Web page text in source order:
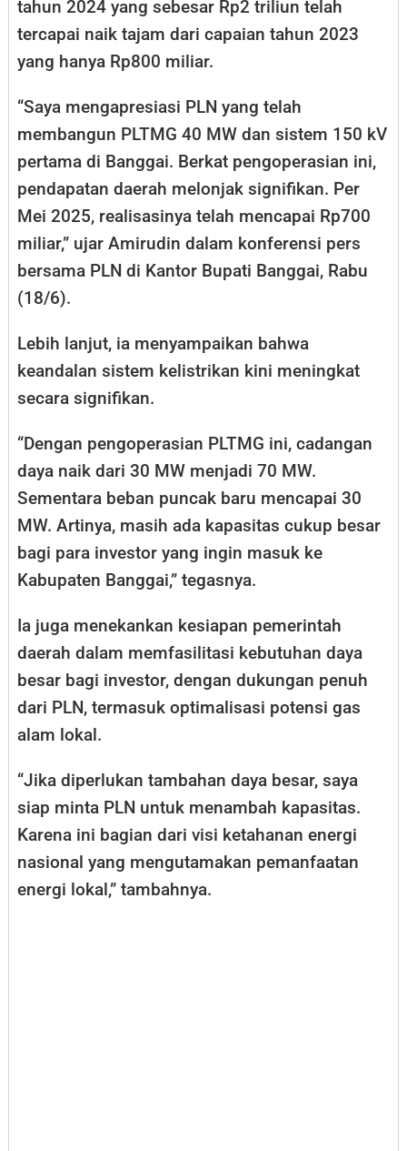
tahun 2024 yang sebesar Rp2 triliun telah
tercapai naik tajam dari capaian tahun 2023
yang hanya Rp800 miliar.
“Saya mengapresiasi PLN yang telah
membangun PLTMG 40 MW dan sistem 150 kV
pertama di Banggai. Berkat pengoperasian ini,
pendapatan daerah melonjak signifikan. Per
Mei 2025, realisasinya telah mencapai Rp700
miliar,” ujar Amirudin dalam konferensi pers
bersama PLN di Kantor Bupati Banggai, Rabu
(18/6).
Lebih lanjut, ia menyampaikan bahwa
keandalan sistem kelistrikan kini meningkat
secara signifikan.
“Dengan pengoperasian PLTMG ini, cadangan
daya naik dari 30 MW menjadi 70 MW.
Sementara beban puncak baru mencapai 30
MW. Artinya, masih ada kapasitas cukup besar
bagi para investor yang ingin masuk ke
Kabupaten Banggai,” tegasnya.
Ia juga menekankan kesiapan pemerintah
daerah dalam memfasilitasi kebutuhan daya
besar bagi investor, dengan dukungan penuh
dari PLN, termasuk optimalisasi potensi gas
alam lokal.
“Jika diperlukan tambahan daya besar, saya
siap minta PLN untuk menambah kapasitas.
Karena ini bagian dari visi ketahanan energi
nasional yang mengutamakan pemanfaatan
energi lokal,” tambahnya.